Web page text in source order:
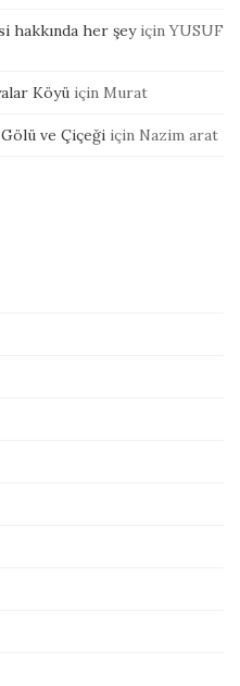
hakkında her şeyiçinYUSUF
Köyü için Murat
ve Çiçeği için Nazim arat